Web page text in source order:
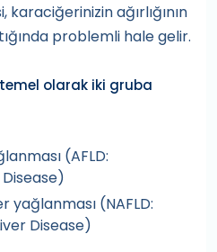
ağırlığının
problemli hale gelir.
olarak iki gruba
(AFLD:
(NAFLD:
Disease)